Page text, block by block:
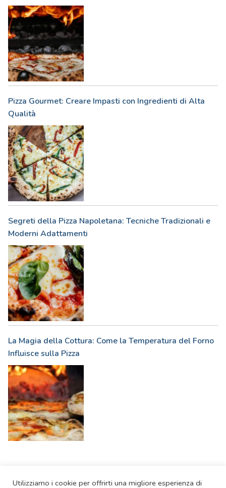
Pizza Gourmet: Creare Impasti con Ingredienti di Alta
Qualità
Segreti della Pizza Napoletana: Tecniche Tradizionali e
Moderni Adattamenti
La Magia della Cottura: Come la Temperatura del Forno
Influisce sulla Pizza
Utilizziamo i cookie per offrirti una migliore esperienza di